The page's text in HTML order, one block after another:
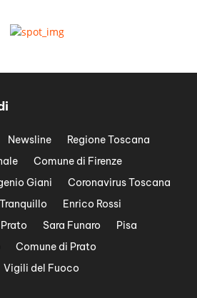
Newsline
Regione Toscana
Comune di Firenze
Giani
Coronavirus Toscana
Enrico Rossi
Prato Sara Funaro
Pisa
Comune di Prato
Vigili del Fuoco